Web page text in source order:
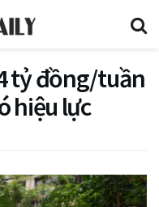
tỷ đồng/tuần
hiệu lực